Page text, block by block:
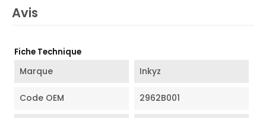
Avis
Fiche Technique
Marque Inkyz
Code OEM 2962B001